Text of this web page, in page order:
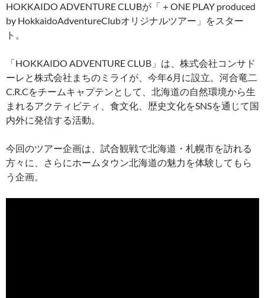
HOKKAIDO ADVENTURE CLUBが「＋ONE PLAY produced
by HokkaidoAdventureClubオリジナルツアー」をスター
ト。
「HOKKAIDO ADVENTURE CLUB」は、株式会社コンサド
ーレと株式会社まちのミライが、今年6月に設立。河合竜二
C.R.Cをチームキャプテンとして、北海道の自然環境から生
まれるアクティビティ、食文化、歴史文化をSNSを通じて国
内外に発信する活動。
今回のツアー企画は、試合観戦で北海道・札幌市を訪れる
方々に、さらにホームタウン北海道の魅力を体験してもら
う企画。